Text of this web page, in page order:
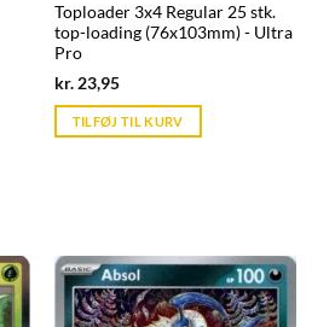
Toploader 3x4 Regular 25 stk.
top-loading (76x103mm) - Ultra
Pro
kr.23,95Current
is:
kr. 39,95.
TILFØJ TIL KURV